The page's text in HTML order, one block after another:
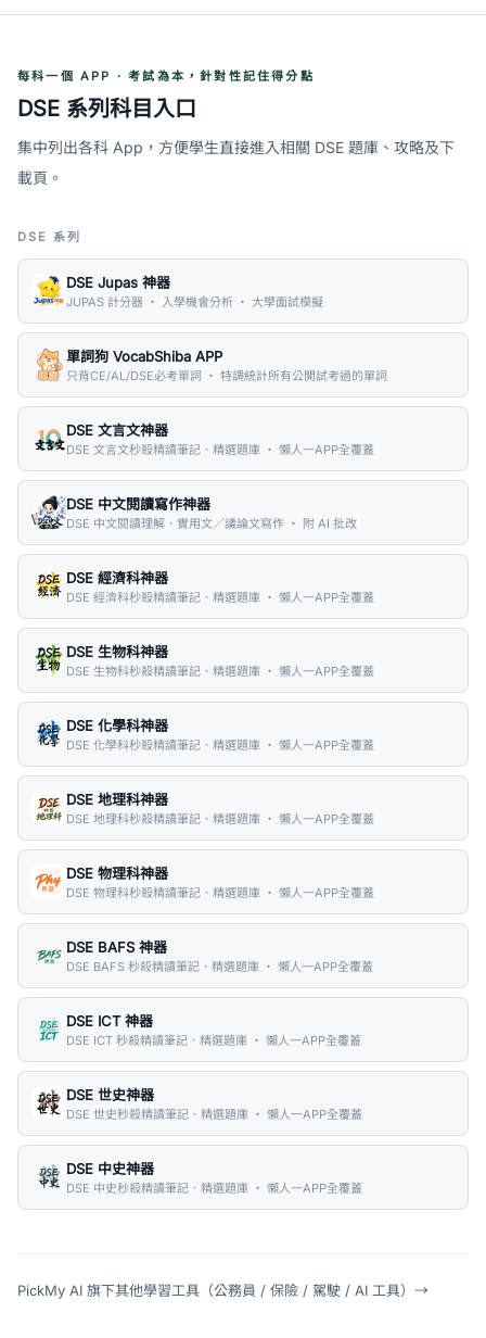
每科一個 APP · 考試為本，針對性記住得分點
DSE 系列科目入口
集中列出各科 App，方便學生直接進入相關 DSE 題庫、攻略及下
載頁。
DSE 系列
DSE Jupas 神器
JUPAS 計分器 ・ 入學機會分析 ・ 大學面試模擬
單詞狗 VocabShiba APP
只背CE/AL/DSE必考單詞 ・ 特調統計所有公開試考過的單詞
DSE 文言文神器
DSE 文言文秒殺精讀筆記．精選題庫 ・ 懶人一APP全覆蓋
DSE 中文閱讀寫作神器
DSE 中文閱讀理解．實用文／議論文寫作 ・ 附 AI 批改
DSE 經濟科神器
DSE 經濟科秒殺精讀筆記．精選題庫 ・ 懶人一APP全覆蓋
DSE 生物科神器
DSE 生物科秒殺精讀筆記．精選題庫 ・ 懶人一APP全覆蓋
DSE 化學科神器
DSE 化學科秒殺精讀筆記．精選題庫 ・ 懶人一APP全覆蓋
DSE 地理科神器
DSE 地理科秒殺精讀筆記．精選題庫 ・ 懶人一APP全覆蓋
DSE 物理科神器
DSE 物理科秒殺精讀筆記．精選題庫 ・ 懶人一APP全覆蓋
DSE BAFS 神器
DSE BAFS 秒殺精讀筆記．精選題庫 ・ 懶人一APP全覆蓋
DSE ICT 神器
DSE ICT 秒殺精讀筆記．精選題庫 ・ 懶人一APP全覆蓋
DSE 世史神器
DSE 世史秒殺精讀筆記．精選題庫 ・ 懶人一APP全覆蓋
DSE 中史神器
DSE 中史秒殺精讀筆記．精選題庫 ・ 懶人一APP全覆蓋
PickMy AI 旗下其他學習工具（公務員 / 保險 / 駕駛 / AI 工具） →